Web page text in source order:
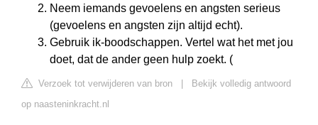
Neem iemands gevoelens en angsten serieus
(gevoelens en angsten zijn altijd echt).
Gebruik ik-boodschappen. Vertel wat het met jou
doet, dat de ander geen hulp zoekt. (
Verzoek tot verwijderen van bron
Bekijk volledig antwoord
op naasteninkracht.nl